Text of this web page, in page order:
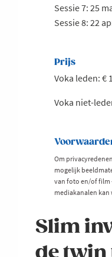
Slim
Sessie 7: 25
Sessie 8: 22
Prijs
Voka leden: €
Voka niet-
Om
mogelijk
van foto en/of film
mediakanalen